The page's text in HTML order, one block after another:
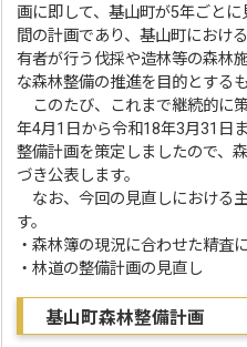
画に即して、基山町が5年ごと
間の計画であり、基山町におけ
有者が行う伐採や造林等の森林
な森林整備の推進を目的とするも
このたび、これまで継続的に
年4月1日から令和18年3月31日
整備計画を策定しましたので、
づき公表します。
なお、今回の見直しにおける
す。
・森林簿の現況に合わせた精査
・林道の整備計画の見直し
基山町森林整備計画